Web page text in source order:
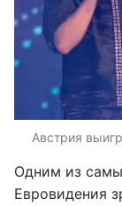
Австрия
Одним из
Евровидения